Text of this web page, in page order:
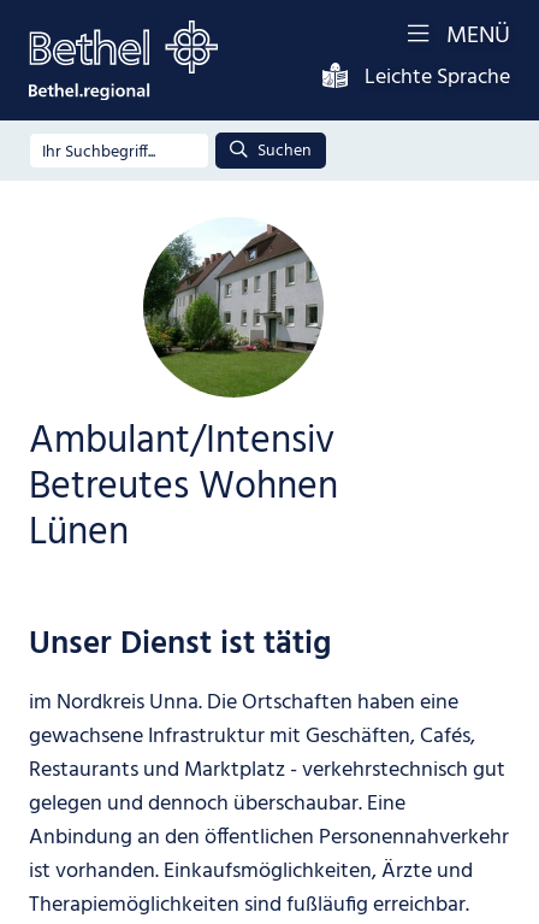
Leichte Sprache
MENÜ
Suchen
Ambulant/Intensiv
Betreutes Wohnen
Lünen
Unser Dienst ist tätig
im Nordkreis Unna. Die Ortschaften haben eine
gewachsene Infrastruktur mit Geschäften, Cafés,
Restaurants und Marktplatz - verkehrstechnisch gut
gelegen und dennoch überschaubar. Eine
Anbindung an den öffentlichen Personennahverkehr
ist vorhanden. Einkaufsmöglichkeiten, Ärzte und
Therapiemöglichkeiten sind fußläufig erreichbar.